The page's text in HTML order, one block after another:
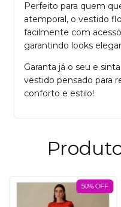
Perfeito para quem
atemporal, o vestido
facilmente com
garantindo looks
Garanta já o seu e
vestido pensado para
conforto e estilo!
50% OFF